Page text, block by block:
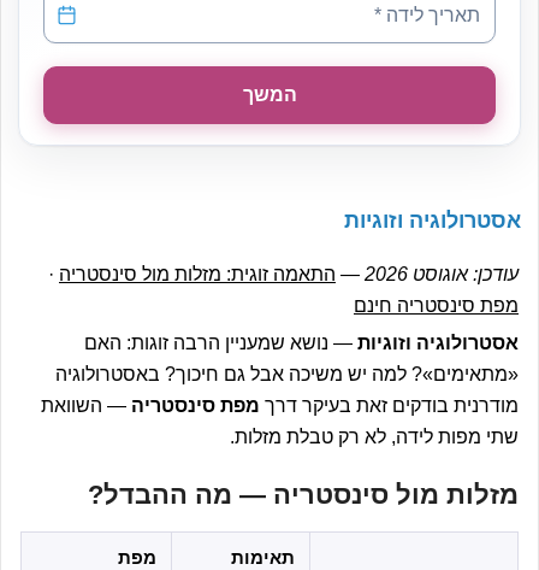
תאריך לידה *
המשך
אסטרולוגיה וזוגיות
עודכן: אוגוסט 2026 — התאמה זוגית: מזלות מול סינסטריה ·
מפת סינסטריה חינם
אסטרולוגיה וזוגיות — נושא שמעניין הרבה זוגות: האם
«מתאימים»? למה יש משיכה אבל גם חיכוך? באסטרולוגיה
מודרנית בודקים זאת בעיקר דרך מפת סינסטריה — השוואת
שתי מפות לידה, לא רק טבלת מזלות.
מזלות מול סינסטריה — מה ההבדל?
תאימות
מפת